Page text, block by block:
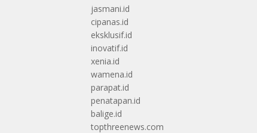
jasmani.id
cipanas.id
eksklusif.id
inovatif.id
xenia.id
wamena.id
parapat.id
penatapan.id
balige.id
topthreenews.com